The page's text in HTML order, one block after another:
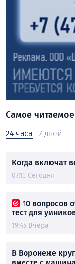
Самое читаемое
24 часа 7 дней
Когда включат
07:13 Сегодня
10 вопросов
тест для
19:45 Вчера
В Воронеже